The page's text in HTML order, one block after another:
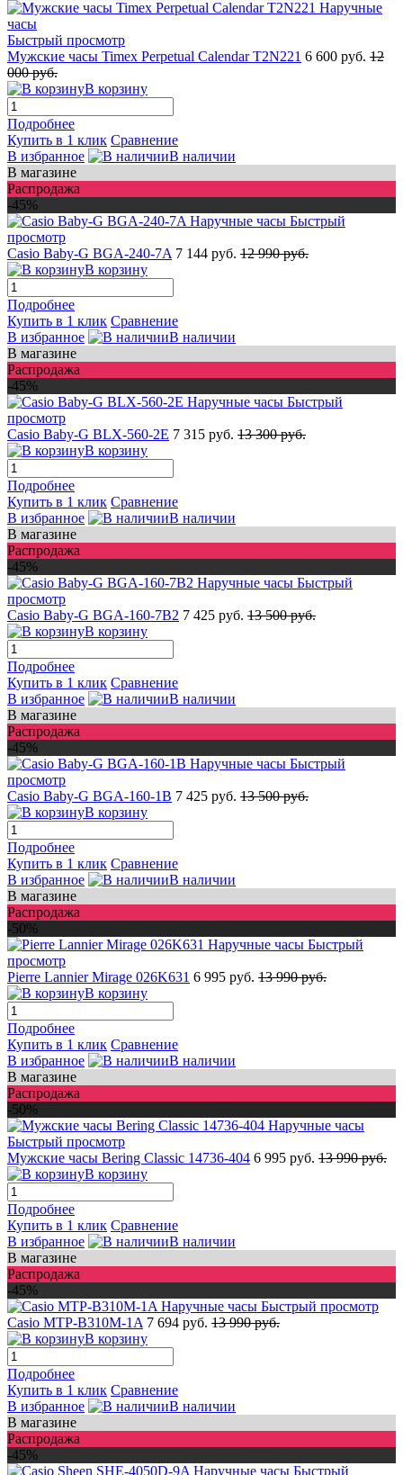
Быстрый просмотр
Мужские часы Timex Perpetual Calendar T2N221 6 600 руб. 12
000 руб.
В корзину
Подробнее
Купить в 1 клик Сравнение
В избранное
В наличии
В магазине
Распродажа
-45%
Быстрый
просмотр
Casio Baby-G BGA-240-7A 7 144 руб. 12 990 руб.
В корзину
Подробнее
Купить в 1 клик Сравнение
В избранное
В наличии
В магазине
Распродажа
-45%
Быстрый
просмотр
Casio Baby-G BLX-560-2E 7 315 руб. 13 300 руб.
В корзину
Подробнее
Купить в 1 клик Сравнение
В избранное
В наличии
В магазине
Распродажа
-45%
Быстрый
просмотр
Casio Baby-G BGA-160-7B2 7 425 руб. 13 500 руб.
В корзину
Подробнее
Купить в 1 клик Сравнение
В избранное
В наличии
В магазине
Распродажа
-45%
Быстрый
просмотр
Casio Baby-G BGA-160-1B 7 425 руб. 13 500 руб.
В корзину
Подробнее
Купить в 1 клик Сравнение
В избранное
В наличии
В магазине
Распродажа
-50%
Быстрый
просмотр
Pierre Lannier Mirage 026K631 6 995 руб. 13 990 руб.
В корзину
Подробнее
Купить в 1 клик Сравнение
В избранное
В наличии
В магазине
Распродажа
-50%
Быстрый просмотр
Мужские часы Bering Classic 14736-404 6 995 руб. 13 990 руб.
В корзину
Подробнее
Купить в 1 клик Сравнение
В избранное
В наличии
В магазине
Распродажа
-45%
Быстрый просмотр
Casio MTP-B310M-1A 7 694 руб. 13 990 руб.
В корзину
Подробнее
Купить в 1 клик Сравнение
В избранное
В наличии
В магазине
Распродажа
-45%
Быстрый